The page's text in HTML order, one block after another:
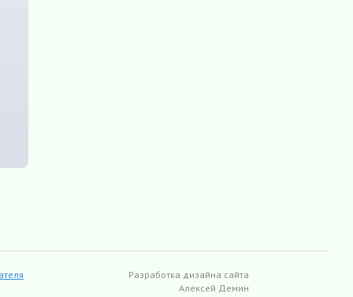
Разработка дизайна сайта
Алексей Демин